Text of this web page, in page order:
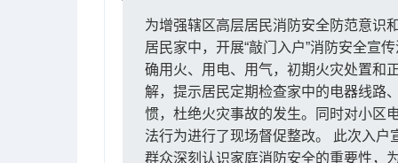
为增强辖区高层居民消防安全防范意识
居民家中，开展“敲门入户”消防安全宣
确用火、用电、用气，初期火灾处置和
解，提示居民定期检查家中的电器线路
惯，杜绝火灾事故的发生。同时对小区
法行为进行了现场督促整改。 此次入
群众深刻认识家庭消防安全的重要性，